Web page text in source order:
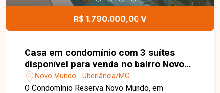
separadamente, proporcionando ainda mais
flexibilidade ao projeto. Entre em contato para
conhecer esta excelente oportunidade comercial.
R$ 1.790.000,00 V
Casa em condomínio com 3 suítes
disponível para venda no bairro Novo
Mundo em Uberlândia-MG
Novo Mundo - Uberlândia/MG
O Condomínio Reserva Novo Mundo, em